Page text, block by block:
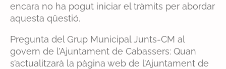
encara no ha pogut iniciar el tràmits per abordar
aquesta qüestió.
Pregunta del Grup Municipal Junts-CM al
govern de l’Ajuntament de Cabassers: Quan
s’actualitzarà la pàgina web de l’Ajuntament de